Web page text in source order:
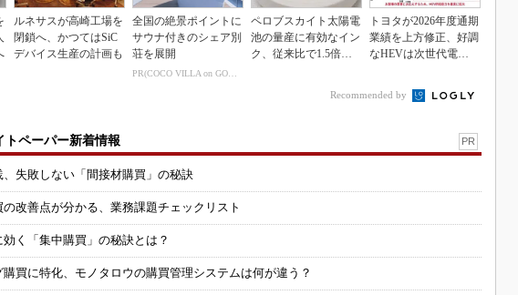
ルネサスが高崎工場を
閉鎖へ、かつてはSiC
デバイス生産の計画も
全国の絶景ポイントに
サウナ付きのシェア別
荘を展開
PR(COCO VILLA on GOETHE)
ペロブスカイト太陽電
池の量産に有効なイン
ク、従来比で1.5倍の
トヨタが2026年度通期
業績を上方修正、好調
なHEVは次世代電池
Recommended by
トペーパー新着情報 PR
、失敗しない「間接材購買」の秘訣
改善点が分かる、業務課題チェックリスト
く「集中購買」の秘訣とは？
買に特化、モノタロウの購買管理システムは何が違う？